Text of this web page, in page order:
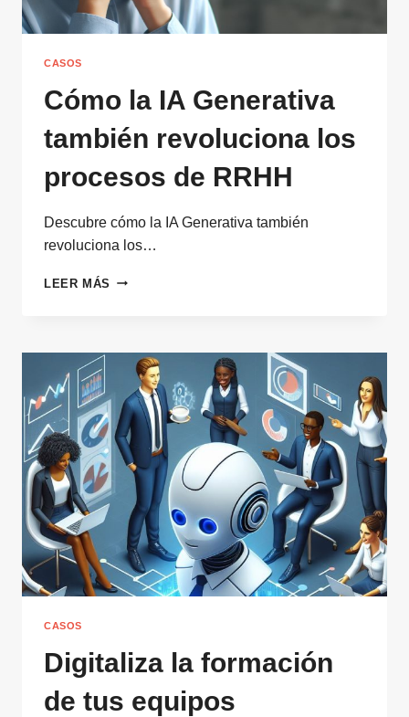
CASOS
Cómo la IA Generativa
también revoluciona los
procesos de RRHH
Descubre cómo la IA Generativa también
revoluciona los…
LEER MÁS CÓMO
TAMBIÉN
REVOLUCIONA
LOS
PROCESOS
DE
RRHH
CASOS
Digitaliza la formación
de tus equipos